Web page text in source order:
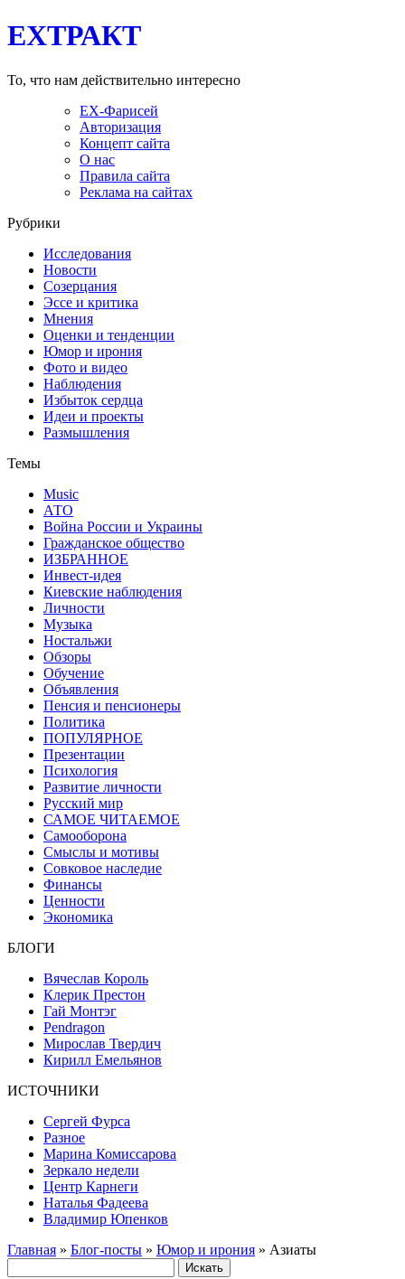
EXТРАКТ
То, что нам действительно интересно
EX-Фарисей
Авторизация
Концепт сайта
О нас
Правила сайта
Реклама на сайтах
Рубрики
Исследования
Новости
Созерцания
Эссе и критика
Мнения
Оценки и тенденции
Юмор и ирония
Фото и видео
Наблюдения
Избыток сердца
Идеи и проекты
Размышления
Темы
Music
АТО
Война России и Украины
Гражданское общество
ИЗБРАННОЕ
Инвест-идея
Киевские наблюдения
Личности
Музыка
Ностальжи
Обзоры
Обучение
Объявления
Пенсия и пенсионеры
Политика
ПОПУЛЯРНОЕ
Презентации
Психология
Развитие личности
Русский мир
САМОЕ ЧИТАЕМОЕ
Самооборона
Смыслы и мотивы
Совковое наследие
Финансы
Ценности
Экономика
БЛОГИ
Вячеслав Король
Клерик Престон
Гай Монтэг
Pendragon
Мирослав Твердич
Кирилл Емельянов
ИСТОЧНИКИ
Сергей Фурса
Разное
Марина Комиссарова
Зеркало недели
Центр Карнеги
Наталья Фадеева
Владимир Юпенков
Главная » Блог-посты » Юмор и ирония » Азиаты